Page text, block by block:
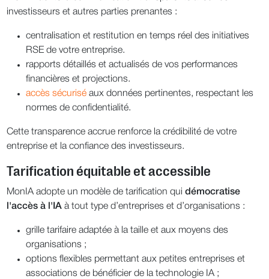
investisseurs et autres parties prenantes :
centralisation et restitution en temps réel des initiatives
RSE de votre entreprise.
rapports détaillés et actualisés de vos performances
financières et projections.
accès sécurisé aux données pertinentes, respectant les
normes de confidentialité.
Cette transparence accrue renforce la crédibilité de votre
entreprise et la confiance des investisseurs.
Tarification équitable et accessible
MonIA adopte un modèle de tarification quidémocratise
l'accès à l'IA à tout type d’entreprises et d’organisations :
grille tarifaire adaptée à la taille et aux moyens des
organisations ;
options flexibles permettant aux petites entreprises et
associations de bénéficier de la technologie IA ;